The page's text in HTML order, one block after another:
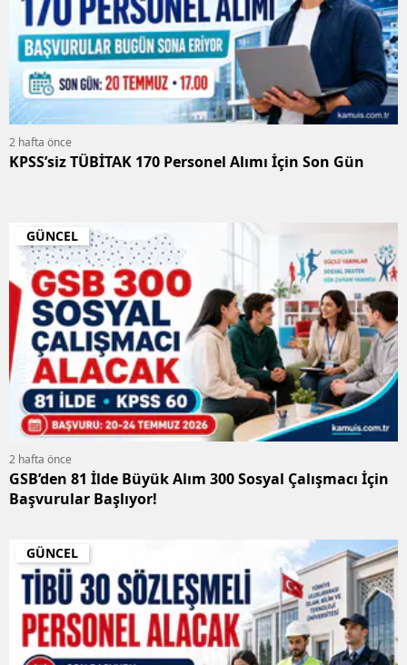
2 hafta önce
KPSS’siz TÜBİTAK 170 Personel Alımı İçin Son Gün
GÜNCEL
2 hafta önce
GSB’den 81 İlde Büyük Alım 300 Sosyal Çalışmacı İçin
Başvurular Başlıyor!
GÜNCEL